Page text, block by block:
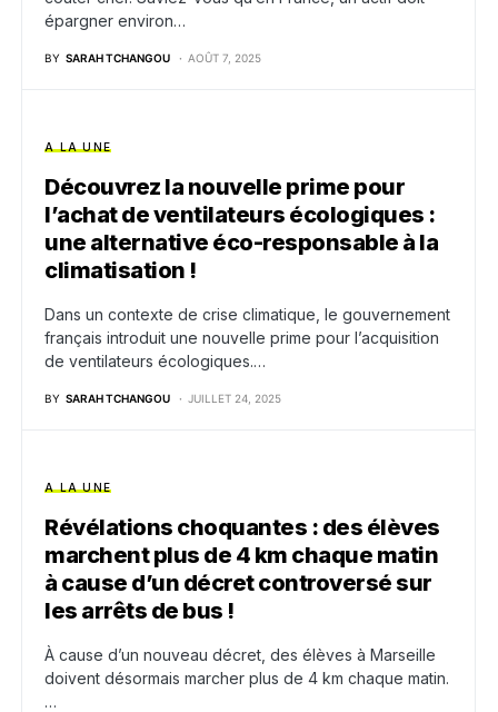
épargner environ…
BY SARAH TCHANGOU AOÛT 7, 2025
A LA UNE
Découvrez la nouvelle prime pour
l’achat de ventilateurs écologiques :
une alternative éco-responsable à la
climatisation !
Dans un contexte de crise climatique, le gouvernement
français introduit une nouvelle prime pour l’acquisition
de ventilateurs écologiques.…
BY SARAH TCHANGOU JUILLET 24, 2025
A LA UNE
Révélations choquantes : des élèves
marchent plus de 4 km chaque matin
à cause d’un décret controversé sur
les arrêts de bus !
À cause d’un nouveau décret, des élèves à Marseille
doivent désormais marcher plus de 4 km chaque matin.
…